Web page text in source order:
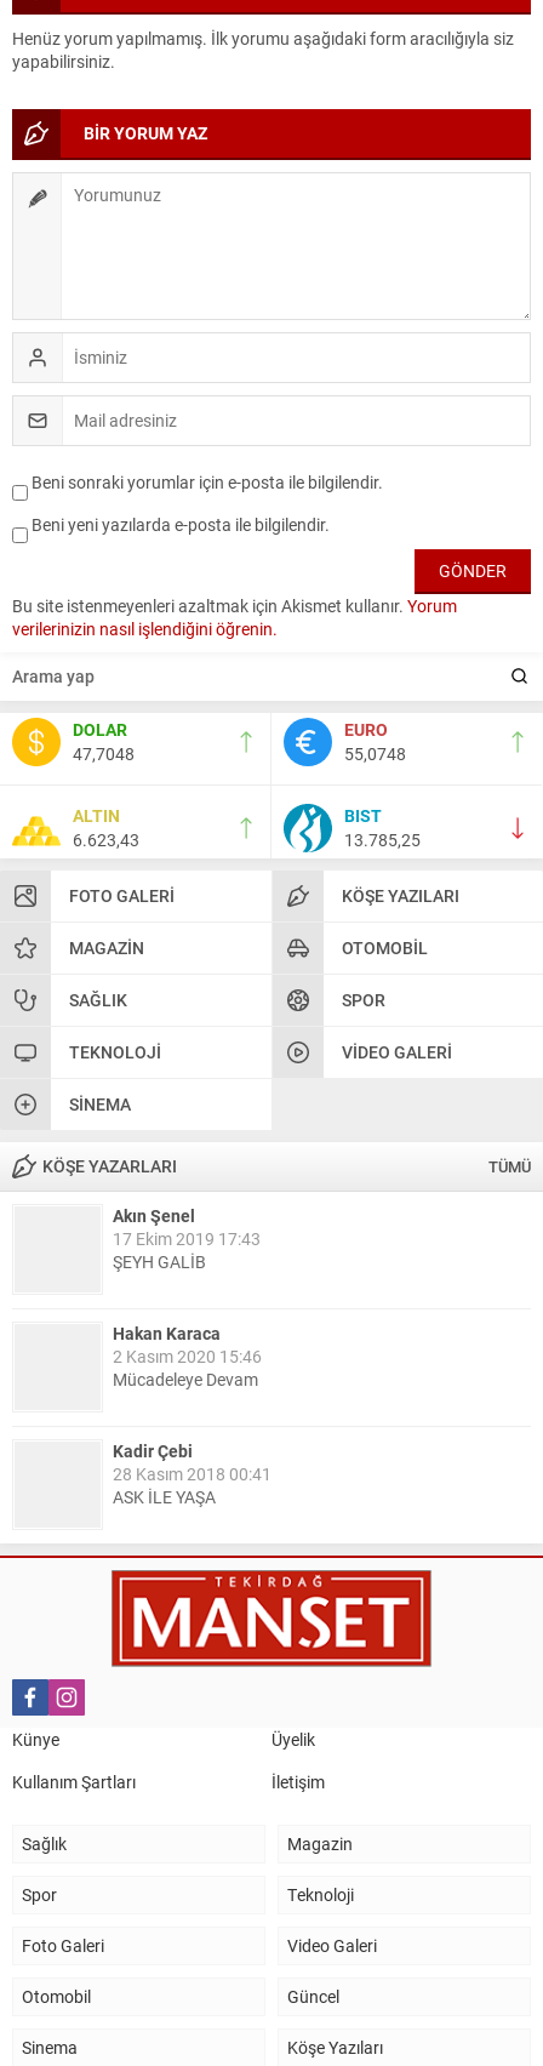
DOLAR
47,7048
EURO
55,0748
ALTIN
6.623,43
BIST
13.785,25
FOTO GALERI KÖŞE YAZILARI
MAGAZIN OTOMOBIL
SAĞLIK SPOR
TEKNOLOJI VIDEO GALERI
SINEMA
KÖŞE YAZARLARI TÜMÜ
Akın Şenel
17 Ekim 2019 17:43
ŞEYH GALİB
Hakan Karaca
2 Kasım 2020 15:46
Mücadeleye Devam
Kadir Çebi
28 Kasım 2018 00:41
ASK İLE YAŞA
Nail Kazanç
10 Mart 2023 21:36
HAYDİ TEKİRDAĞ MAÇA !!!!
TEKİRDAĞ İL EMNİYET MÜDÜRÜMÜZE HAYIRLI OLSUN
Henüz yorum yapılmamış. İlk yorumu aşağıdaki form aracılığıyla siz
yapabilirsiniz.
BİR YORUM YAZ
Beni sonraki yorumlar için e-posta ile bilgilendir.
Beni yeni yazılarda e-posta ile bilgilendir.
Bu site istenmeyenleri azaltmak için Akismet kullanır. Yorum
verilerinizin nasıl işlendiğini öğrenin.
Künye
Üyelik
Kullanım Şartları
İletişim
Sağlık Magazin
Spor Teknoloji
Foto Galeri Video Galeri
Otomobil Güncel
Sinema Köşe Yazıları